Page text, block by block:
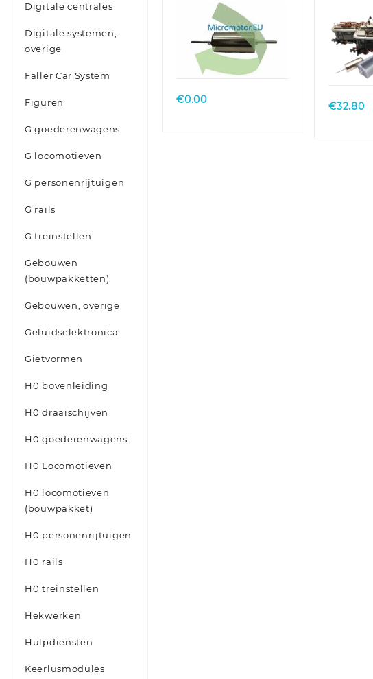
Digitale centrales
Digitale systemen,
overige
Faller Car System
Figuren
G goederenwagens
G locomotieven
G personenrijtuigen
G rails
G treinstellen
Gebouwen
(bouwpakketten)
Gebouwen, overige
Geluidselektronica
Gietvormen
H0 bovenleiding
H0 draaischijven
H0 goederenwagens
H0 Locomotieven
H0 locomotieven
(bouwpakket)
H0 personenrijtuigen
H0 rails
H0 treinstellen
Hekwerken
Hulpdiensten
Keerlusmodules
€0.00
Minitrix
€32.80